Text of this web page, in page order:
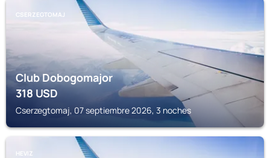
CSERZEGTOMAJ
Club Dobogomajor
318USD
Cserzegtomaj, 07 septiembre 2026, 3 noches
HEVIZ